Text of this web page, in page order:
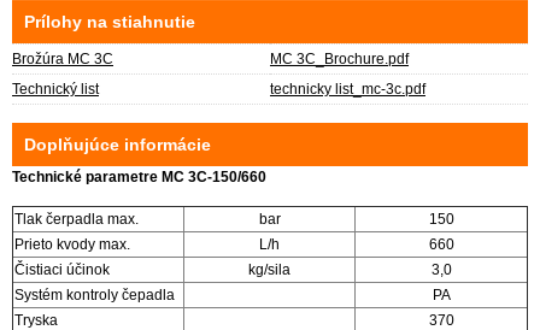
Prílohy na stiahnutie
Brožúra MC 3C
MC 3C_Brochure.pdf
Technický list
technicky list_mc-3c.pdf
Doplňujúce informácie
Technické parametre MC 3C-150/660
Tlak čerpadla max. bar
150
Prieto kvody max.
L/h
660
Čistiaci účinok
kg/sila
3,0
Systém kontroly čepadla
PA
Tryska
370